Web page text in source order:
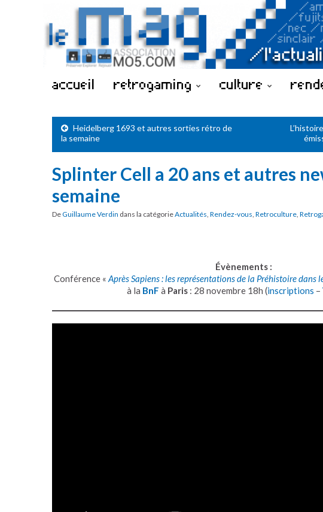
accueil retrogaming culture
Heidelberg 1693 et autres sorties rétro de
la semaine
Splinter Cell a 20 ans et autres
semaine
DeGuillaume Verdin dans la catégorieActualités, Rendez-vous, Retroculture,
Évènements :
Conférence « Après Sapiens : les représentations de la Préhistoire dans
à la BnF à Paris : 28 novembre 18h (inscriptions –